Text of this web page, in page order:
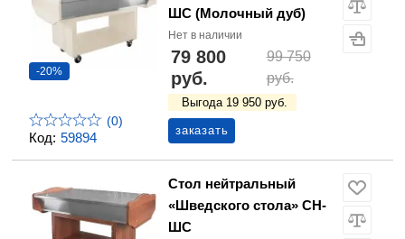
Код: 59894
-20%
(0)
ШС (Молочный дуб)
Нет в наличии
79 800
руб.
99 750
руб.
Выгода 19 950 руб.
заказать
Стол нейтральный
«Шведского стола» СН-
ШС